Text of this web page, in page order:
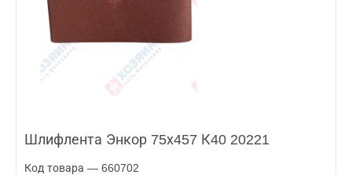
Шлифлента Энкор 75х457 К40 20221
Код товара — 660702